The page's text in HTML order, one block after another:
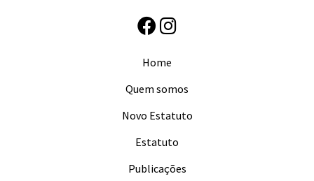
Home
Quem somos
Novo Estatuto
Estatuto
Publicações